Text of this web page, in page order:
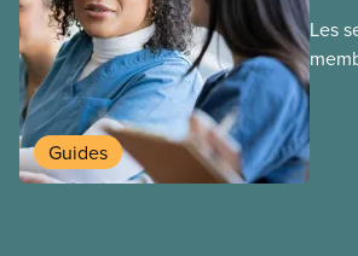
Guides
Les